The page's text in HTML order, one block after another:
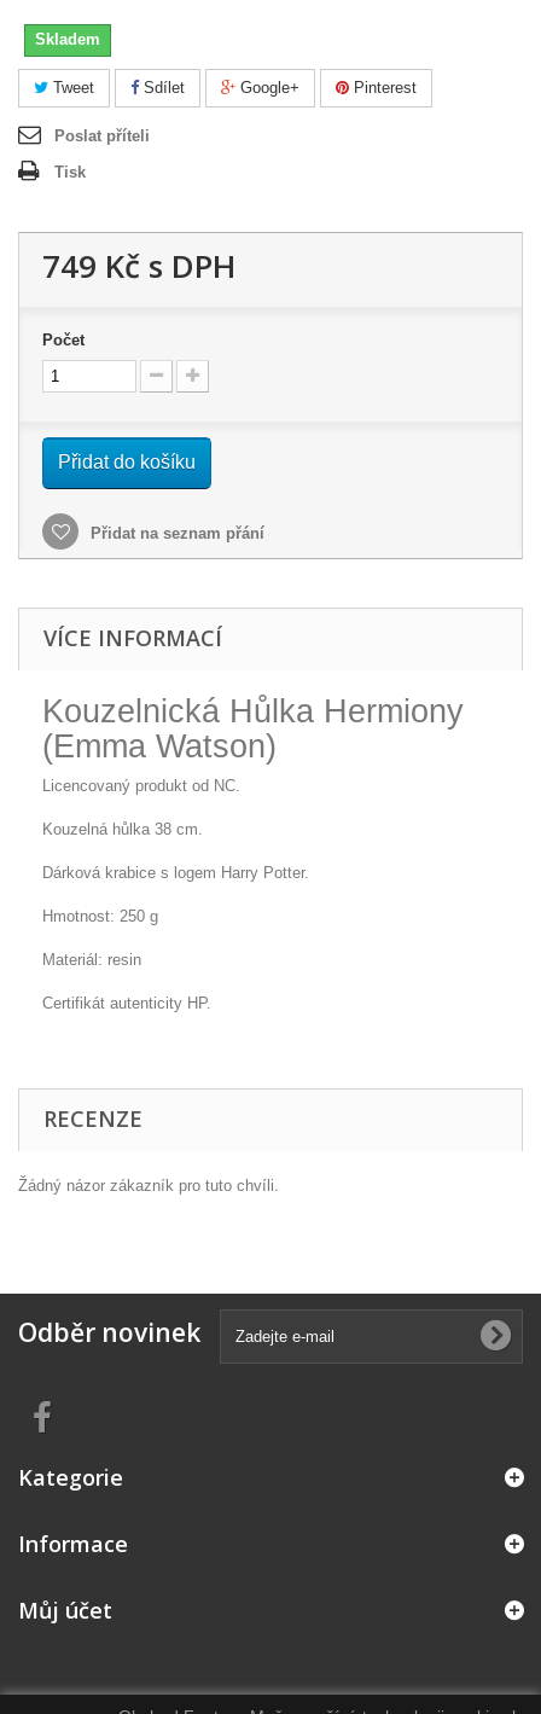
Skladem
Tweet Sdílet Google+ Pinterest
Poslat příteli
Tisk
749 Kč s DPH
Počet
Přidat do košíku
Přidat na seznam přání
VÍCE INFORMACÍ
Kouzelnická Hůlka Hermiony
(Emma Watson)
Licencovaný produkt od NC.
Kouzelná hůlka 38 cm.
Dárková krabice s logem Harry Potter.
Hmotnost: 250 g
Materiál: resin
Certifikát autenticity HP.
RECENZE
Žádný názor zákazník pro tuto chvíli.
Odběr novinek
Kategorie
Informace
Můj účet